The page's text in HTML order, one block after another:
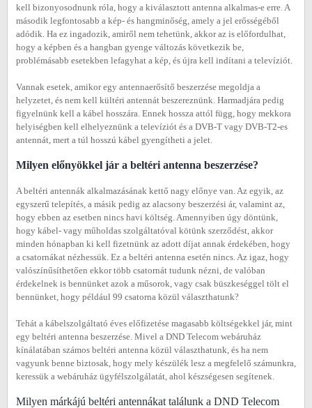
kell bizonyosodnunk róla, hogy a kiválasztott antenna alkalmas-e erre. A
második legfontosabb a kép- és hangminőség, amely a jel erősségéből
adódik. Ha ez ingadozik, amiről nem tehetünk, akkor az is előfordulhat,
hogy a képben és a hangban gyenge változás következik be,
problémásabb esetekben lefagyhat a kép, és újra kell indítani a televíziót.
Vannak esetek, amikor egy antennaerősítő beszerzése megoldja a
helyzetet, és nem kell kültéri antennát beszereznünk. Harmadjára pedig
figyelnünk kell a kábel hosszára. Ennek hossza attól függ, hogy mekkora
helyiségben kell elhelyeznünk a televíziót és a DVB-T vagy DVB-T2-es
antennát, mert a túl hosszú kábel gyengítheti a jelet.
Milyen előnyökkel jár a beltéri antenna beszerzése?
A beltéri antennák alkalmazásának kettő nagy előnye van. Az egyik, az
egyszerű telepítés, a másik pedig az alacsony beszerzési ár, valamint az,
hogy ebben az esetben nincs havi költség. Amennyiben úgy döntünk,
hogy kábel- vagy műholdas szolgáltatóval kötünk szerződést, akkor
minden hónapban ki kell fizetnünk az adott díjat annak érdekében, hogy
a csatornákat nézhessük. Ez a beltéri antenna esetén nincs. Az igaz, hogy
valószínűsíthetően ekkor több csatornát tudunk nézni, de valóban
érdekelnek is bennünket azok a műsorok, vagy csak büszkeséggel tölt el
bennünket, hogy például 99 csatorna közül választhatunk?
Tehát a kábelszolgáltató éves előfizetése magasabb költségekkel jár, mint
egy beltéri antenna beszerzése. Mivel a DND Telecom webáruház
kínálatában számos beltéri antenna közül választhatunk, és ha nem
vagyunk benne biztosak, hogy mely készülék lesz a megfelelő számunkra,
keressük a webáruház ügyfélszolgálatát, ahol készségesen segítenek.
Milyen márkájú beltéri antennákat találunk a DND Telecom